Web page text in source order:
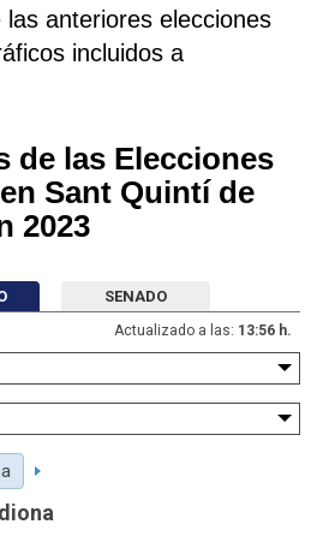
anteriores elecciones
incluidos a
de las Elecciones
Sant Quintí de
2023
SENADO
Actualizado a las: 13:56 h.